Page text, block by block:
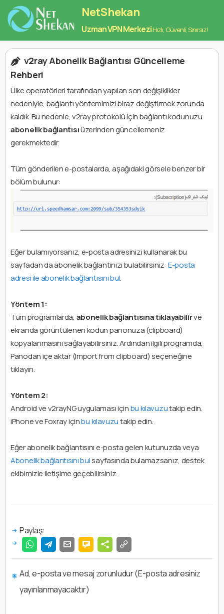
NetShekan
Uzman VPN MerkeziHızlı, Güvenli, Sınırsız!
v2ray Abonelik Bağlantısı Güncelleme
Rehberi
Ülke operatörleri tarafından yapılan son değişiklikler
nedeniyle, bağlantı yöntemimizi biraz değiştirmek zorunda
kaldık. Bu nedenle, v2ray protokolü için bağlantı kodunuzu
abonelik bağlantısıüzerinden güncellemeniz
gerekmektedir.
Tüm gönderilen e-postalarda, aşağıdaki görsele benzer bir
bölüm bulunur:
Eğer bulamıyorsanız, e-posta adresinizi kullanarak bu
sayfadan da abonelik bağlantınızı bulabilirsiniz:E-posta
adresi ile abonelik bağlantısını bul.
Yöntem 1:
Tüm programlarda, abonelik bağlantısına tıklayabilirve
ekranda görüntülenen kodun panonuza (clipboard)
kopyalanmasını sağlayabilirsiniz. Ardından ilgili programda,
Panodan içe aktar (Import from clipboard) seçeneğine
tıklayın.
Yöntem 2:
Android ve v2rayNG uygulaması içinbu kılavuzutakip edin.
iPhone ve Foxray içinbu kılavuzutakip edin.
Eğer abonelik bağlantısını e-posta gelen kutunuzda veya
Abonelik bağlantısını bulsayfasında bulamazsanız, destek
ekibimizle iletişime geçebilirsiniz.
Paylaş:
Ad, e-posta ve mesaj zorunludur (E-posta adresiniz
yayınlanmayacaktır)